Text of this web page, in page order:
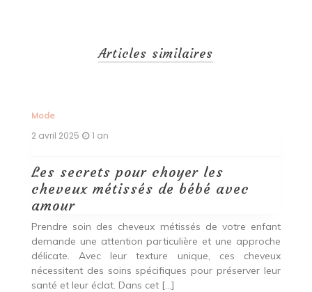
Articles similaires
Mode
2 avril 2025 1 an
Les secrets pour choyer les
cheveux métissés de bébé avec
amour
Prendre soin des cheveux métissés de votre enfant
demande une attention particulière et une approche
délicate. Avec leur texture unique, ces cheveux
nécessitent des soins spécifiques pour préserver leur
santé et leur éclat. Dans cet […]